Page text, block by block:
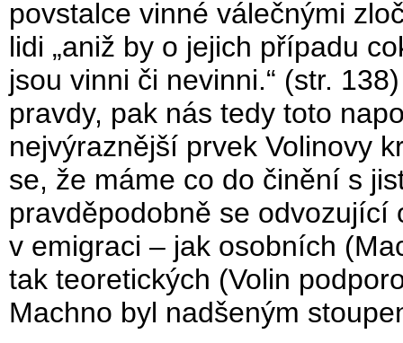
povstalce vinné válečnými
lidi „aniž by o jejich případu
jsou vinni či nevinni.“ (str.
pravdy, pak nás tedy toto
nejvýraznější prvek Volinovy
se, že máme co do činění s
pravděpodobně se
v emigraci – jak osobních
tak teoretických (Volin
Machno byl nadšeným